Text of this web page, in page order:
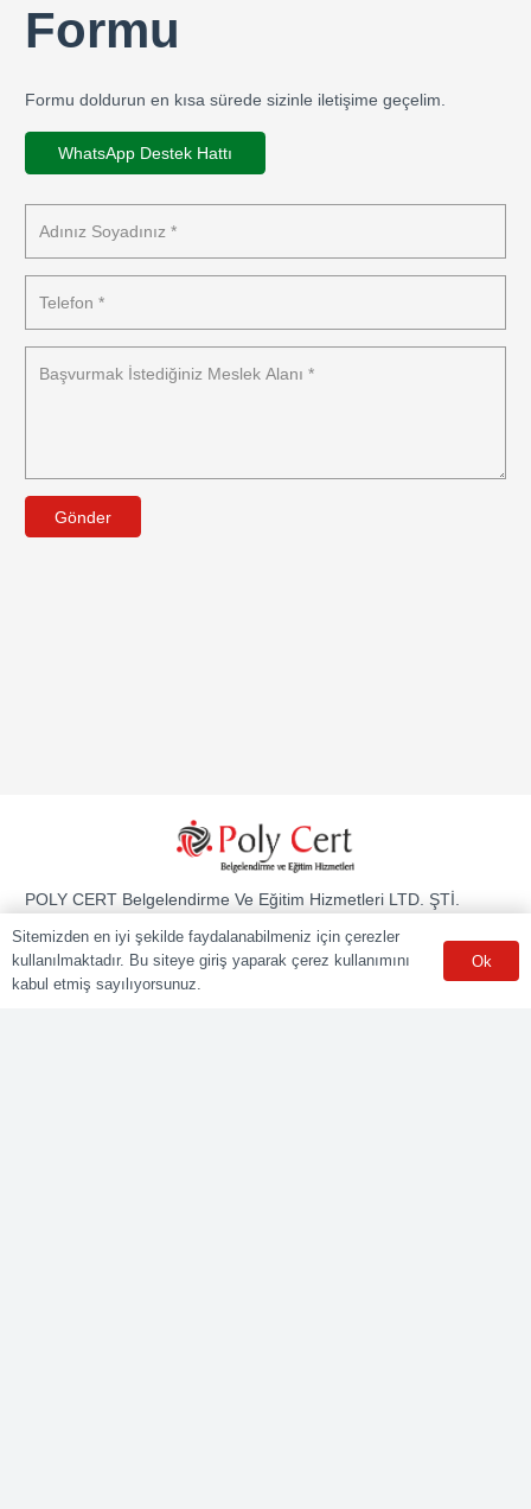
Formu
Formu doldurun en kısa sürede sizinle iletişime geçelim.
WhatsApp Destek Hattı
Gönder
POLY CERT Belgelendirme Ve Eğitim Hizmetleri LTD. ŞTİ.
Mesleki Yeterlilik Kurumu (MYK) tarafından yetki kapsamındaki
ulusal yeterliliklere göre sınav ve belgelendirme faaliyetlerini
yürüten Yetkilendirilmiş Belgelendirme Kuruluşudur.
Sitemizden en iyi şekilde faydalanabilmeniz için çerezler
kullanılmaktadır. Bu siteye giriş yaparak çerez kullanımını
kabul etmiş sayılıyorsunuz.
Ok